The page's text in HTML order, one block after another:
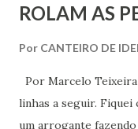
ROLAM AS
Por CANTEIRO DE
Por Marcelo
linhas a seguir. Fiquei
um arrogante